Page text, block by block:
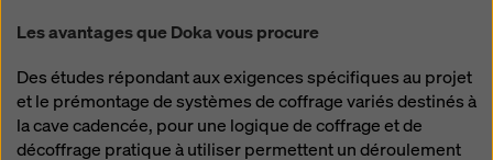
Les avantages que Doka vous procure
Des études répondant aux exigences spécifiques au projet
et le prémontage de systèmes de coffrage variés destinés à
la cave cadencée, pour une logique de coffrage et de
décoffrage pratique à utiliser permettent un déroulement